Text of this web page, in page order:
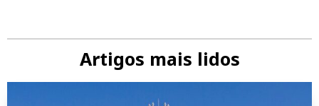
Artigos mais lidos